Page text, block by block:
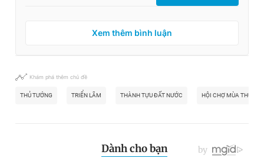
Xem thêm bình luận
Khám phá thêm chủ đề
THỦ TƯỚNG TRIỂN LÃM THÀNH TỰU ĐẤT NƯỚC HỘI CHỢ MÙA THU